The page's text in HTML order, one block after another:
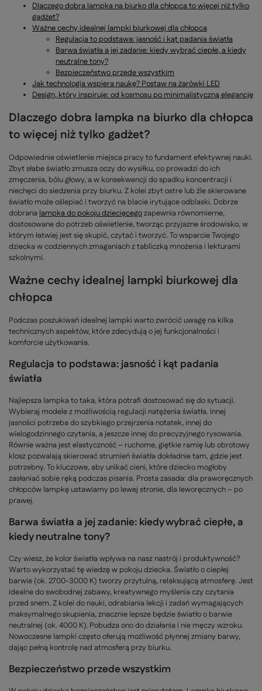
Dlaczego dobra lampka na biurko dla chłopca to więcej niż tylko
gadżet?
Ważne cechy idealnej lampki biurkowej dla chłopca
Regulacja to podstawa: jasność i kąt padania światła
Barwa światła a jej zadanie: kiedy wybrać ciepłe, a kiedy
neutralne tony?
Bezpieczeństwo przede wszystkim
Jak technologia wspiera naukę? Postaw na żarówki LED
Design, który inspiruje: od kosmosu po minimalistyczną elegancję
Dlaczego dobra lampka na biurko dla chłopca
to więcej niż tylko gadżet?
Odpowiednie oświetlenie miejsca pracy to fundament efektywnej nauki.
Zbyt słabe światło zmusza oczy do wysiłku, co prowadzi do ich
zmęczenia, bólu głowy, a w konsekwencji do spadku koncentracji i
niechęci do siedzenia przy biurku. Z kolei zbyt ostre lub źle skierowane
światło może oślepiać i tworzyć na blacie irytujące odblaski. Dobrze
dobrana lampka do pokoju dziecięcegozapewnia równomierne,
dostosowane do potrzeb oświetlenie, tworząc przyjazne środowisko, w
którym łatwiej jest się skupić, czytać i tworzyć. To wsparcie Twojego
dziecka w codziennych zmaganiach z tabliczką mnożenia i lekturami
szkolnymi.
Ważne cechy idealnej lampki biurkowej dla
chłopca
Podczas poszukiwań idealnej lampki warto zwrócić uwagę na kilka
technicznych aspektów, które zdecydują o jej funkcjonalności i
komforcie użytkowania.
Regulacja to podstawa: jasność i kąt padania
światła
Najlepsza lampka to taka, która potrafi dostosować się do sytuacji.
Wybieraj modele z możliwością regulacji natężenia światła. Innej
jasności potrzeba do szybkiego przejrzenia notatek, innej do
wielogodzinnego czytania, a jeszcze innej do precyzyjnego rysowania.
Równie ważna jest elastyczność – ruchome, giętkie ramię lub obrotowy
klosz pozwalają skierować strumień światła dokładnie tam, gdzie jest
potrzebny. To kluczowe, aby unikać cieni, które dziecko mogłoby
zasłaniać sobie ręką podczas pisania. Prosta zasada: dla praworęcznych
chłopców lampkę ustawiamy po lewej stronie, dla leworęcznych – po
prawej.
Barwa światła a jej zadanie: kiedy wybrać ciepłe, a
kiedy neutralne tony?
Czy wiesz, że kolor światła wpływa na nasz nastrój i produktywność?
Warto wykorzystać tę wiedzę w pokoju dziecka. Światło o ciepłej
barwie (ok. 2700-3000 K) tworzy przytulną, relaksującą atmosferę. Jest
idealne do swobodnej zabawy, kreatywnego myślenia czy czytania
przed snem. Z kolei do nauki, odrabiania lekcji i zadań wymagających
maksymalnego skupienia, znacznie lepsze będzie światło o barwie
neutralnej (ok. 4000 K). Pobudza ono do działania i nie męczy wzroku.
Nowoczesne lampki często oferują możliwość płynnej zmiany barwy,
dając pełną kontrolę nad atmosferą przy biurku.
Bezpieczeństwo przede wszystkim